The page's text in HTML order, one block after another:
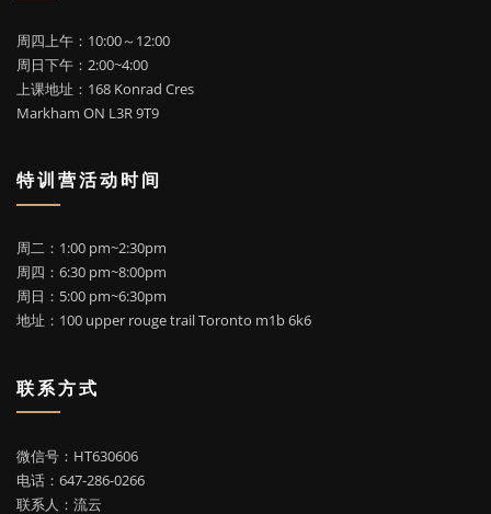
周四上午：10:00～12:00
周日下午：2:00~4:00
上课地址：168 Konrad Cres
Markham ON L3R 9T9
特训营活动时间
周二：1:00 pm~2:30pm
周四：6:30 pm~8:00pm
周日：5:00 pm~6:30pm
地址：100 upper rouge trail Toronto m1b 6k6
联系方式
微信号：HT630606
电话：647-286-0266
联系人：流云